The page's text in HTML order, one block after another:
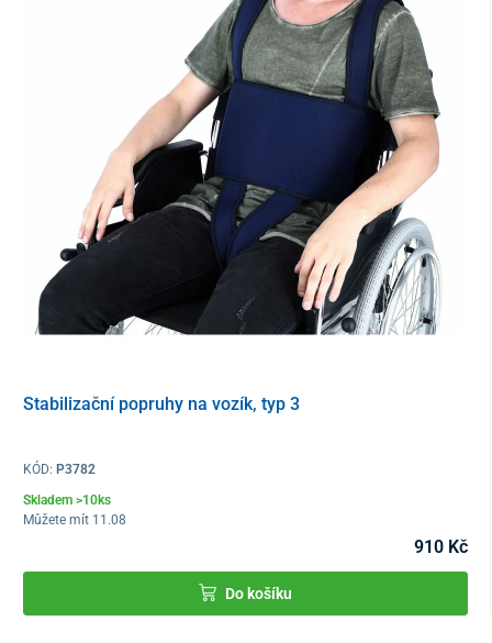
Má vyklápěcí a zároveň odnímatelné loketní opěrky, které
poskytují tu výhodu, že se může do vozíku snadno nastupovat ze
strany, případně z ní vystupovat nebo přestupovat. Aby se daly
zvednout je třeba stisknout bezpečnostní tlačítko.
je u vozíku odnímatelná a sklopná do strany. Pro
odnímatelnými zadními koly,
demontují zatlačením pojistky a vysunutím kola.
Stabilizační popruhy na vozík, typ 3
KÓD: P3782
Skladem >10ks
Můžete mít 11.08
910 Kč
Do košíku